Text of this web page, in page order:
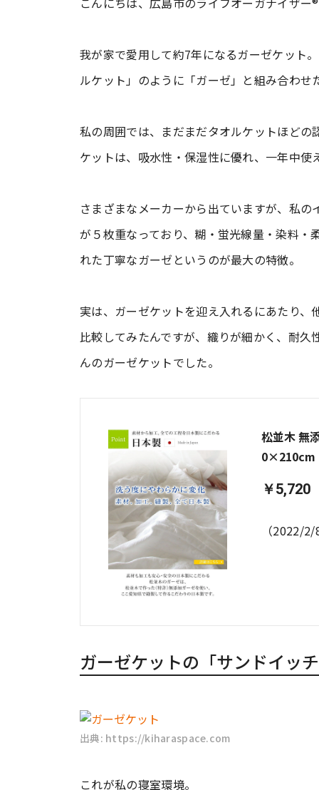
我が家で愛用して約7年になるガーゼケット
ルケット」のように「ガーゼ」と組み合わせ
私の周囲では、まだまだタオルケットほど
ケットは、吸水性・保湿性に優れ、一年中使
さまざまなメーカーから出ていますが、私
が５枚重なっており、糊・蛍光線量・染料
れた丁寧なガーゼというのが最大の特徴。
実は、ガーゼケットを迎え入れるにあたり
比較してみたんですが、織りが細かく、耐
んのガーゼケットでした。
松並木 無
0×210cm
￥5,720
（2022/
ガーゼケットの「サンドイッ
出典: https://kiharaspace.com
これが私の寝室環境。